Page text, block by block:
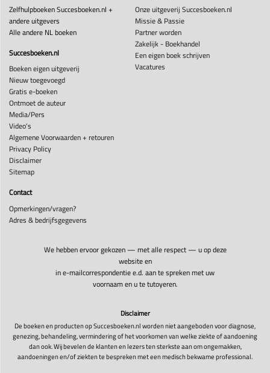
Zelfhulpboeken Succesboeken.nl +
andere uitgevers
Alle andere NL boeken
Succesboeken.nl
Boeken eigen uitgeverij
Nieuw toegevoegd
Gratis e-boeken
Ontmoet de auteur
Media/Pers
Video's
Algemene Voorwaarden + retouren
Privacy Policy
Disclaimer
Sitemap
Onze uitgeverij Succesboeken.nl
Missie & Passie
Partner worden
Zakelijk - Boekhandel
Een eigen boek schrijven
Vacatures
Contact
Opmerkingen/vragen?
Adres & bedrijfsgegevens
We hebben ervoor gekozen — met alle respect — u op deze
website en
in e-mailcorrespondentie e.d. aan te spreken met uw
voornaam en u te tutoyeren.
Disclaimer
De boeken en producten op Succesboeken.nl worden niet aangeboden voor diagnose,
genezing, behandeling, vermindering of het voorkomen van welke ziekte of aandoening
dan ook. Wij bevelen de klanten en lezers ten sterkste aan om ongemakken,
aandoeningen en/of ziekten te bespreken met een medisch bekwame professional.